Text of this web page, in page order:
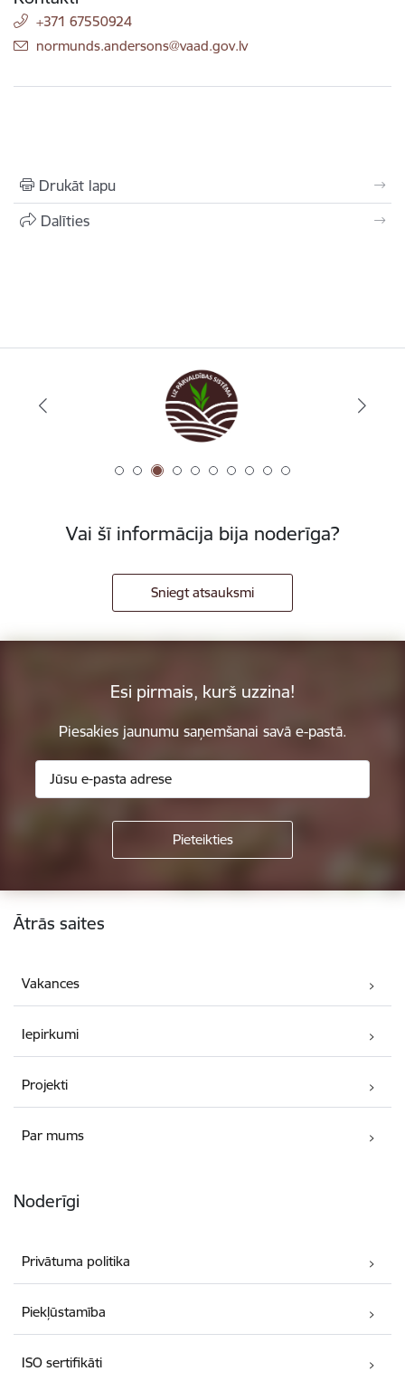
+371 67550924
E-pasts:
normunds.andersons@vaad.gov.lv
Drukāt lapu
Dalīties
Vai šī informācija bija noderīga?
Sniegt atsauksmi
Esi pirmais, kurš uzzina!
Piesakies jaunumu saņemšanai savā e-pastā.
Kājene
Ātrās saites
Vakances
Iepirkumi
Projekti
Par mums
Noderīgi
Privātuma politika
Piekļūstamība
ISO sertifikāti